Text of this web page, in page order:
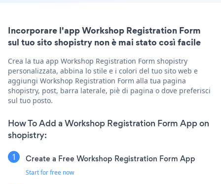
Incorporare l'app Workshop Registration Form
sul tuo sito shopistry non è mai stato così facile
Crea la tua app Workshop Registration Form shopistry
personalizzata, abbina lo stile e i colori del tuo sito web e
aggiungi Workshop Registration Form alla tua pagina
shopistry, post, barra laterale, piè di pagina o dove preferisci
sul tuo posto.
How To Add a Workshop Registration Form App on
shopistry:
Create a Free Workshop Registration Form App
Start for free now